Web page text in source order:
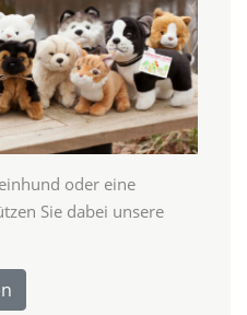
oder eine
Sie dabei unsere